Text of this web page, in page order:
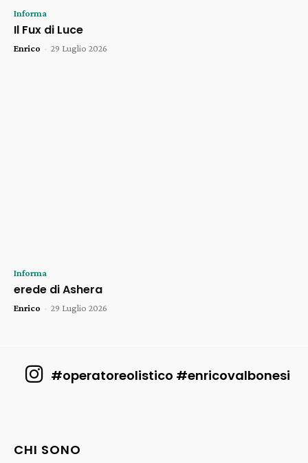
Informa
Il Fux di Luce
Enrico - 29 Luglio 2026
Informa
erede di Ashera
Enrico - 29 Luglio 2026
#operatoreolistico #enricovalbonesi
CHI SONO